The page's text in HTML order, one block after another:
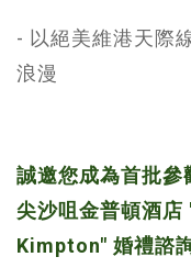
- 以絕美維港天際
浪漫
誠邀您成為首批參
尖沙咀金普頓酒
Kimpton" 婚禮諮